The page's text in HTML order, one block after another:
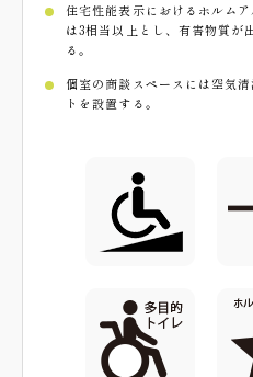
住宅性能表示におけるホルム
は3相当以上とし、 有害物質が
る。
個室の商談スペースには空気
トを設置する。